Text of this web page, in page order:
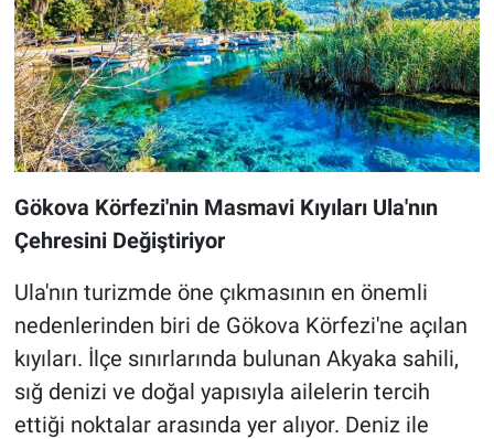
Gökova Körfezi'nin Masmavi Kıyıları Ula'nın
Çehresini Değiştiriyor
Ula'nın turizmde öne çıkmasının en önemli
nedenlerinden biri de Gökova Körfezi'ne açılan
kıyıları. İlçe sınırlarında bulunan Akyaka sahili,
sığ denizi ve doğal yapısıyla ailelerin tercih
ettiği noktalar arasında yer alıyor. Deniz ile